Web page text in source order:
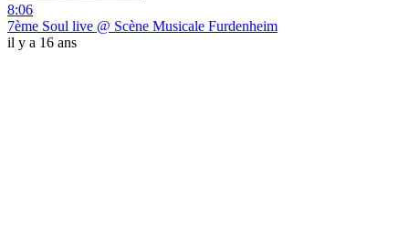
8:06
7ème Soul live @ Scène Musicale Furdenheim
il y a 16 ans